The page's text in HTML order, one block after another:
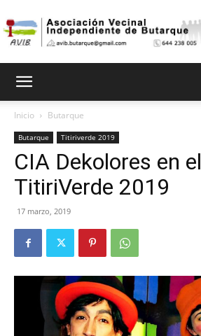
Butarque
Inicio Butarque
Butarque Titiriverde 2019
CIA Dekolores en el
TitiriVerde 2019
17 marzo, 2019